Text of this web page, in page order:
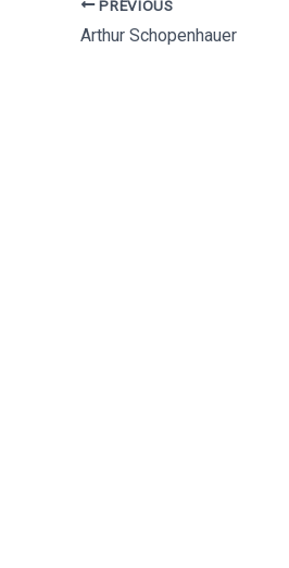
PREVIOUS
Arthur Schopenhauer